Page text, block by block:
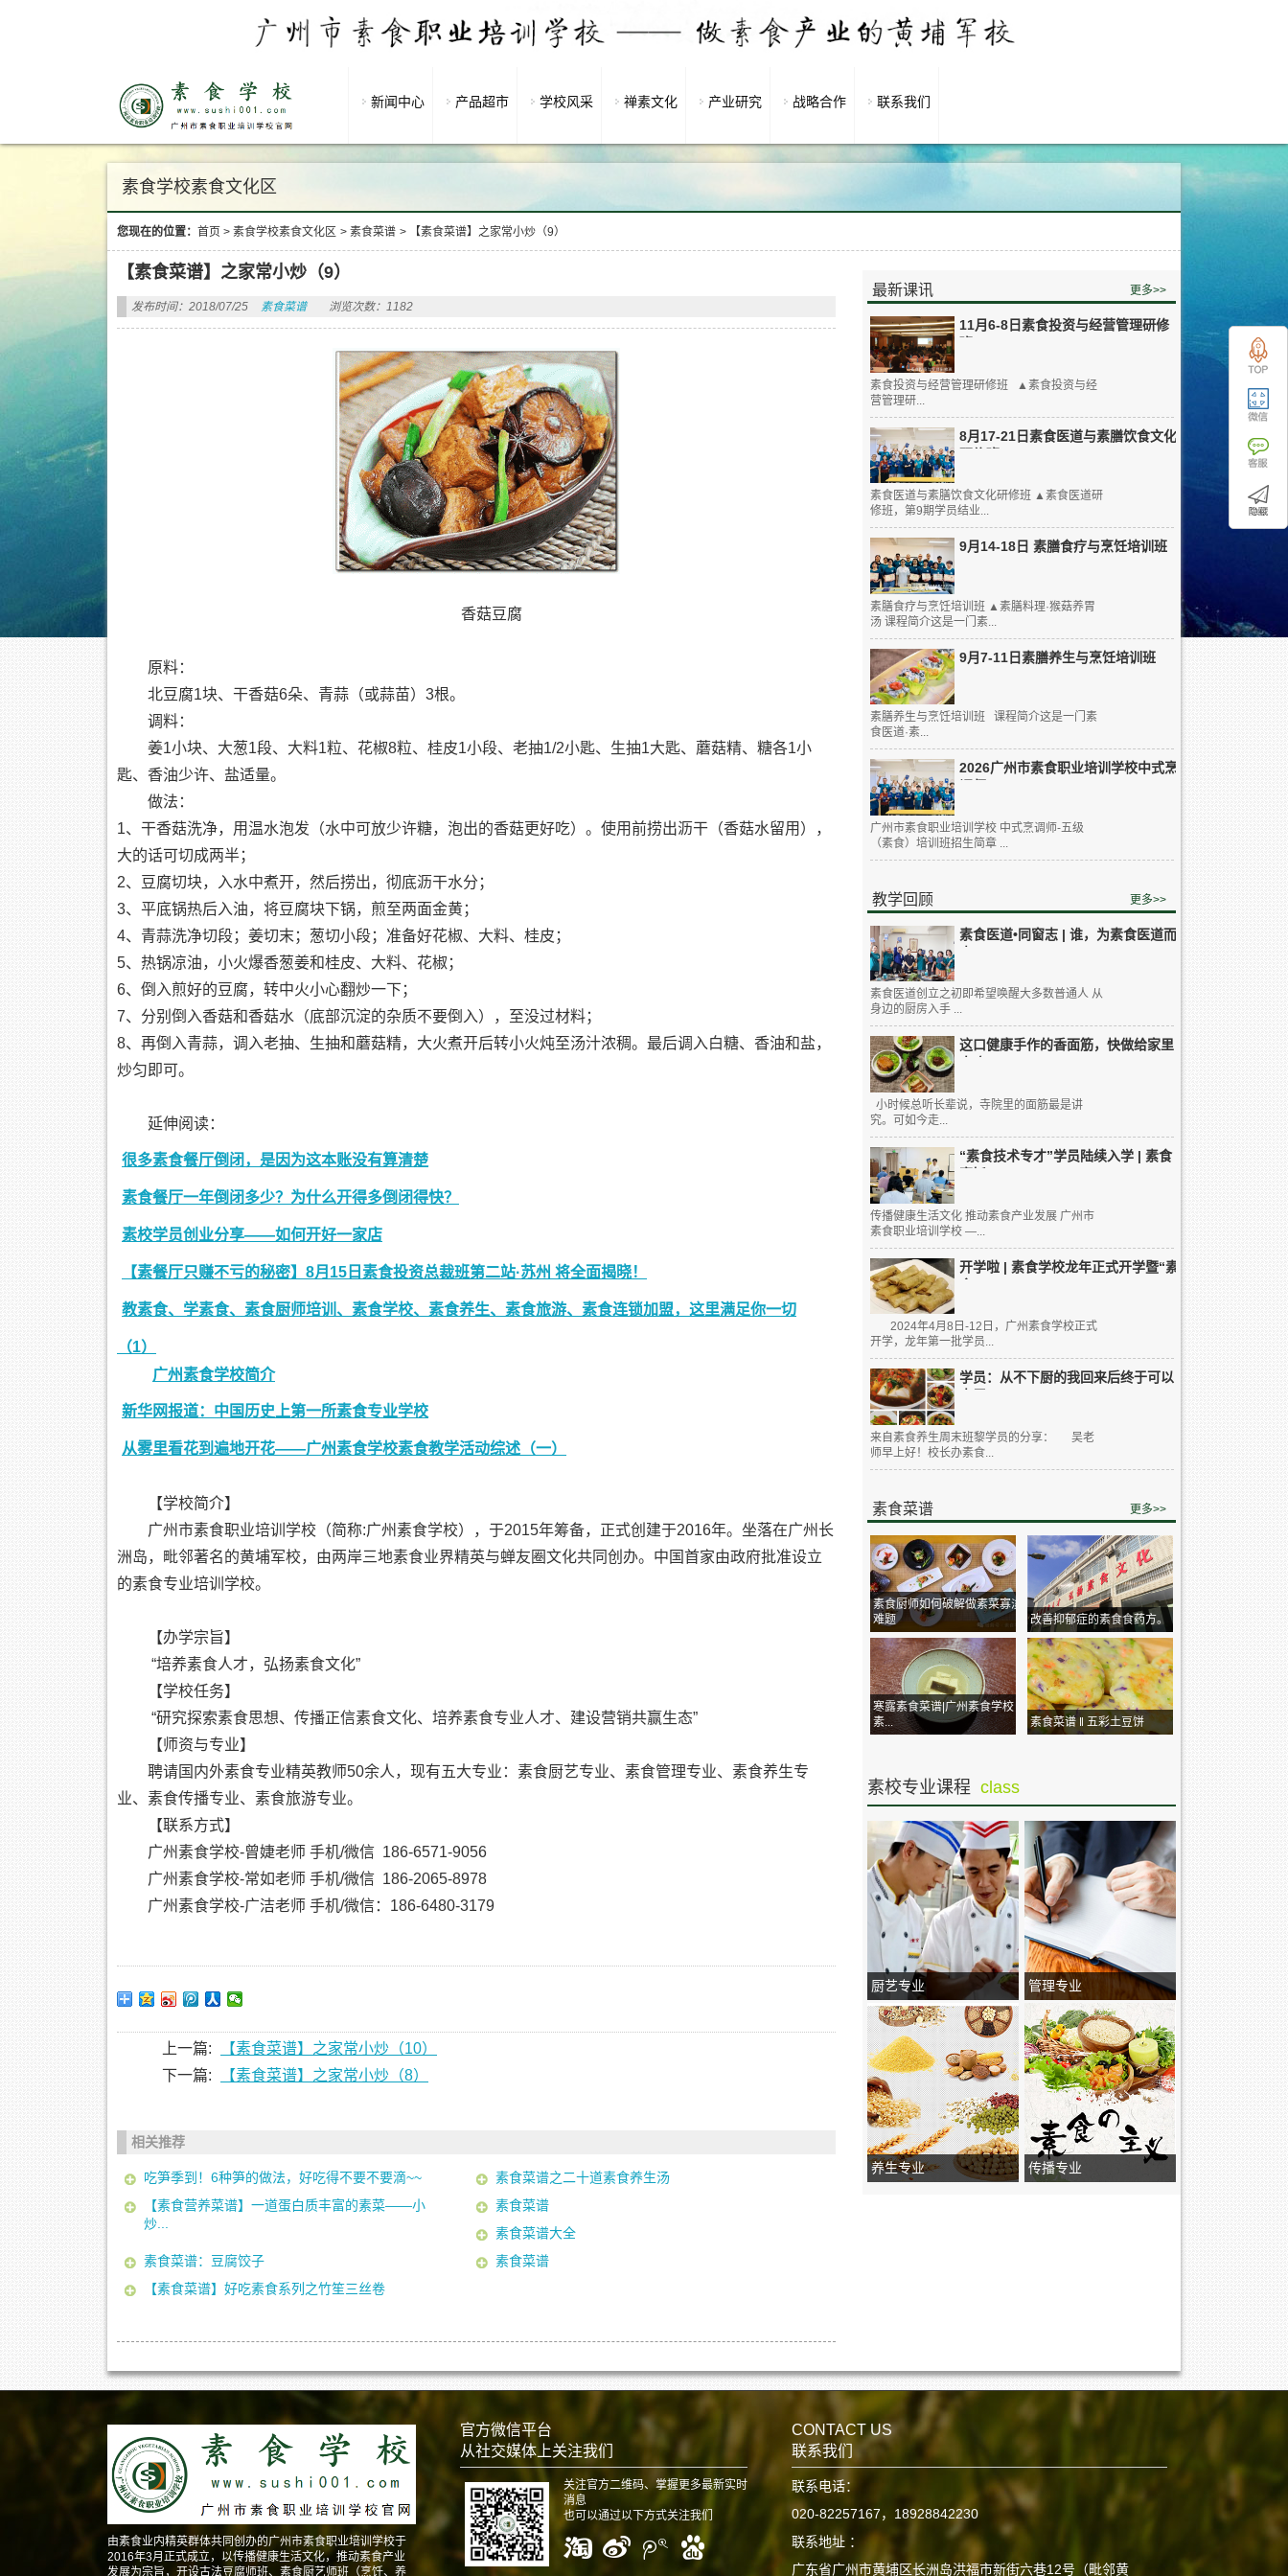
新闻中心 产品超市 学校风采 禅素文化 产业研究 战略合作 联系我们
素食学校素食文化区
您现在的位置： 首页 > 素食学校素食文化区 > 素食菜谱 > 【素食菜谱】之家常小炒（9）
最新课讯 更多>>
11月6-8日素食投资与经营管理研修
素食投资与经营管理研修班 ▲素食投资与经
营管理研...
8月17-21日素食医道与素膳饮食文化
研修班
素食医道与素膳饮食文化研修班 ▲素食医道研
修班，第9期学员结业...
9月14-18日 素膳食疗与烹饪培训班
素膳食疗与烹饪培训班 ▲素膳料理·猴菇养胃
汤 课程简介这是一门素...
9月7-11日素膳养生与烹饪培训班
素膳养生与烹饪培训班 课程简介这是一门素
食医道·素...
2026广州市素食职业培训学校中式烹
广州市素食职业培训学校 中式烹调师-五级
（素食）培训班招生简章 ...
教学回顾 更多>>
素食医道•同窗志 | 谁，为素食医道而
素食医道创立之初即希望唤醒大多数普通人 从
身边的厨房入手 ...
这口健康手作的香面筋，快做给家里
小时候总听长辈说，寺院里的面筋最是讲
究。可如今走...
“素食技术专才”学员陆续入学 | 素食
传播健康生活文化 推动素食产业发展 广州市
素食职业培训学校 —...
开学啦 | 素食学校龙年正式开学暨“素
食...
2024年4月8日-12日，广州素食学校正式
开学，龙年第一批学员...
学员：从不下厨的我回来后终于可以
来自素食养生周末班黎学员的分享： 吴老
师早上好！校长办素食...
素食菜谱 更多>>
素食厨师如何破解做素菜寡淡
难题
改善抑郁症的素食食药方。
寒露素食菜谱|广州素食学校
素...
素食菜谱 ‖ 五彩土豆饼
素校专业课程 class
厨艺专业 管理专业
养生专业 传播专业
【素食菜谱】之家常小炒（9）
发布时间：2018/07/25 素食菜谱 浏览次数：1182
香菇豆腐
原料：
北豆腐1块、干香菇6朵、青蒜（或蒜苗）3根。
调料：
姜1小块、大葱1段、大料1粒、花椒8粒、桂皮1小段、老抽1/2小匙、生抽1大匙、蘑菇精、糖各1小
匙、香油少许、盐适量。
做法：
1、干香菇洗净，用温水泡发（水中可放少许糖，泡出的香菇更好吃）。使用前捞出沥干（香菇水留用），
大的话可切成两半；
2、豆腐切块，入水中煮开，然后捞出，彻底沥干水分；
3、平底锅热后入油，将豆腐块下锅，煎至两面金黄；
4、青蒜洗净切段；姜切末；葱切小段；准备好花椒、大料、桂皮；
5、热锅凉油，小火爆香葱姜和桂皮、大料、花椒；
6、倒入煎好的豆腐，转中火小心翻炒一下；
7、分别倒入香菇和香菇水（底部沉淀的杂质不要倒入），至没过材料；
8、再倒入青蒜，调入老抽、生抽和蘑菇精，大火煮开后转小火炖至汤汁浓稠。最后调入白糖、香油和盐，
炒匀即可。
延伸阅读：
很多素食餐厅倒闭，是因为这本账没有算清楚
素食餐厅一年倒闭多少？为什么开得多倒闭得快？
素校学员创业分享——如何开好一家店
【素餐厅只赚不亏的秘密】8月15日素食投资总裁班第二站·苏州 将全面揭晓！
教素食、学素食、素食厨师培训、素食学校、素食养生、素食旅游、素食连锁加盟，这里满足你一切
（1）
广州素食学校简介
新华网报道：中国历史上第一所素食专业学校
从雾里看花到遍地开花——广州素食学校素食教学活动综述（一）
【学校简介】
广州市素食职业培训学校（简称:广州素食学校），于2015年筹备，正式创建于2016年。坐落在广州长
洲岛，毗邻著名的黄埔军校，由两岸三地素食业界精英与蝉友圈文化共同创办。中国首家由政府批准设立
的素食专业培训学校。
【办学宗旨】
“培养素食人才，弘扬素食文化”
【学校任务】
“研究探索素食思想、传播正信素食文化、培养素食专业人才、建设营销共赢生态”
【师资与专业】
聘请国内外素食专业精英教师50余人，现有五大专业：素食厨艺专业、素食管理专业、素食养生专
业、素食传播专业、素食旅游专业。
【联系方式】
广州素食学校-曾婕老师 手机/微信 186-6571-9056
广州素食学校-常如老师 手机/微信 186-2065-8978
广州素食学校-广洁老师 手机/微信：186-6480-3179
上一篇:
【素食菜谱】之家常小炒（10）
下一篇:
【素食菜谱】之家常小炒（8）
相关推荐
吃笋季到！6种笋的做法，好吃得不要不要滴~~
素食菜谱之二十道素食养生汤
【素食营养菜谱】一道蛋白质丰富的素菜——小
炒...
素食菜谱
素食菜谱大全
素食菜谱：豆腐饺子
素食菜谱
【素食菜谱】好吃素食系列之竹笙三丝卷
由素食业内精英群体共同创办的广州市素食职业培训学校于
2016年3月正式成立，以传播健康生活文化，推动素食产业
发展为宗旨，开设古法豆腐师班、素食厨艺师班（烹饪、养
官方微信平台
从社交媒体上关注我们
关注官方二维码、掌握更多最新实时
消息
也可以通过以下方式关注我们
CONTACT US
联系我们
联系电话：
020-82257167，18928842230
联系地址 ：
广东省广州市黄埔区长洲岛洪福市新街六巷12号（毗邻黄